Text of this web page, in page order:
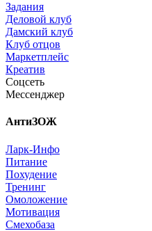
Задания
Деловой клуб
Дамский клуб
Клуб отцов
Маркетплейс
Креатив
Соцсеть
Мессенджер
АнтиЗОЖ
Ларк-Инфо
Питание
Похудение
Тренинг
Омоложение
Мотивация
Смехобаза